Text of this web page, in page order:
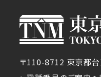
〒110-8712 東京都